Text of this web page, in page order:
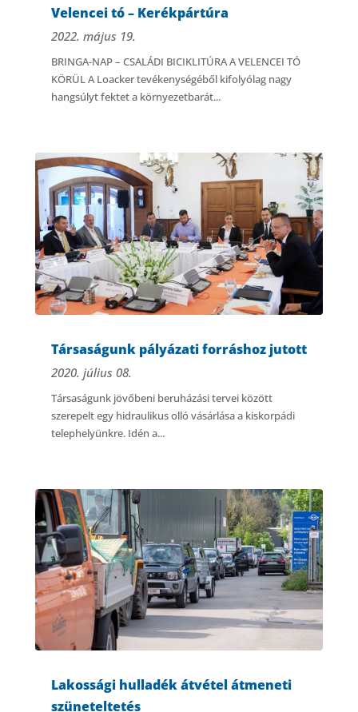
Velencei tó – Kerékpártúra
2022. május 19.
BRINGA-NAP – CSALÁDI BICIKLITÚRA A VELENCEI TÓ
KÖRÜL A Loacker tevékenységéből kifolyólag nagy
hangsúlyt fektet a környezetbarát...
Társaságunk pályázati forráshoz jutott
2020. július 08.
Társaságunk jövőbeni beruházási tervei között
szerepelt egy hidraulikus olló vásárlása a kiskorpádi
telephelyünkre. Idén a...
Lakossági hulladék átvétel átmeneti
szüneteltetés